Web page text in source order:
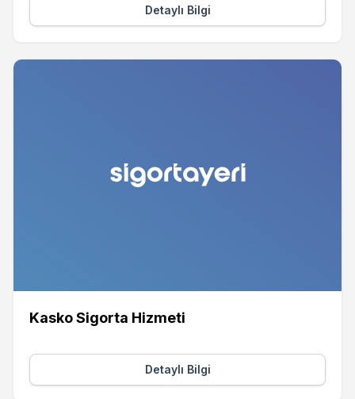
Detaylı Bilgi
Kasko Sigorta Hizmeti
Detaylı Bilgi